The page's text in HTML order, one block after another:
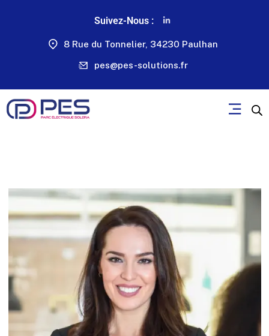
Suivez-Nous :
8 Rue du Tonnelier, 34230 Paulhan
pes@pes-solutions.fr